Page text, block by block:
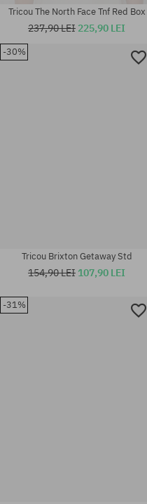
Tricou The North Face Tnf Red Box
237,90 LEI 225,90 LEI
-30%
Tricou Brixton Getaway Std
154,90 LEI 107,90 LEI
-31%